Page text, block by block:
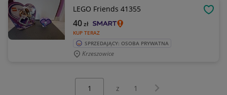
LEGO Friends 41355
KUP TERAZ
40zł
SPRZEDAJĄCY: OSOBA PRYWATNA
Krzeszowice
z 1 Następna strona